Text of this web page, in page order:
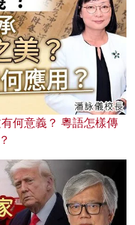
何意義？ 粵語怎樣傳